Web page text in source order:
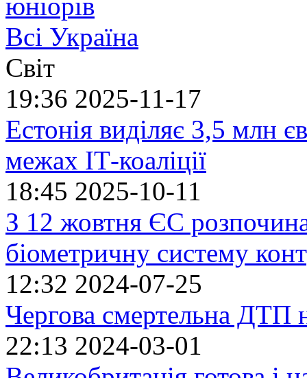
Всі Україна
Світ
19:36 2025-11-17
Естонія виділяє 3,5 млн
межах ІТ-коаліції
18:45 2025-10-11
З 12 жовтня ЄС
біометричну систему
12:32 2024-07-25
Чергова смертельна ДТП
22:13 2024-03-01